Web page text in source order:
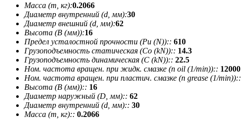
Масса (m, кг):0.2066
Диаметр внутренний (d, мм):30
Диаметр внешний (d, мм):62
Высота (В (мм)):16
Предел усталостной прочности (Pu (N)):: 610
Грузоподъемность статическая (Co (kN)):: 14.3
Грузоподъемность динамическая (C (kN)):: 22.5
Ном. частота вращен. при жидк. смазке (n oil (1/min)):: 12000
Ном. частота вращен. при пластич. смазке (n grease (1/min))::
Высота (В (мм)):: 16
Диаметр наружный (D, мм):: 62
Диаметр внутренний (d, мм):: 30
Масса (m, кг):: 0.2066